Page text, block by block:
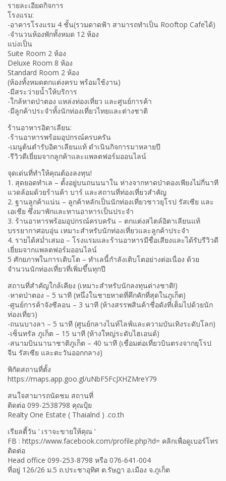
รายละเอียดกิจการ
โรงแรม:
-อาคารโรงแรม 4 ชั้น(รวมดาดฟ้า สามารถทำเป็น Rooftop Cafeได้)
-จำนวนห้องพักทั้งหมด 12 ห้อง
แบ่งเป็น
Suite Room 2 ห้อง
Deluxe Room 8 ห้อง
Standard Room 2 ห้อง
(ห้องทั้งหมดตกแต่งครบ พร้อมใช้งาน)
-มีสระว่ายน้ำให้บริการ
-ใกล้หาดป่าตอง แหล่งท่องเที่ยว และศูนย์การค้า
-มีลูกค้าประจำทั้งนักท่องเที่ยวไทยและต่างชาติ
ร้านอาหารอิตาเลียน:
-ร้านอาหารพร้อมอุปกรณ์ครบครัน
-เมนูต้นตำรับอิตาเลียนแท้ ดำเนินกิจการมาหลายปี
-รีวิวดีเยี่ยมจากลูกค้าและแพลตฟอร์มออนไลน์
จุดเด่นที่ทำให้คุณต้องลงทุน!
1. สุดยอดทำเล – ตั้งอยู่บนถนนนาใน ห่างจากหาดป่าตองเพียงไม่กี่นาที
แวดล้อมด้วยร้านค้า บาร์ และสถานที่ท่องเที่ยวสำคัญ
2. ฐานลูกค้าแน่น – ลูกค้าหลักเป็นนักท่องเที่ยวชาวยุโรป รัสเซีย และ
เอเชีย ซึ่งมาพักและทานอาหารเป็นประจำ
3. ร้านอาหารพร้อมอุปกรณ์ครบครัน – ตกแต่งสไตล์อิตาเลียนแท้
บรรยากาศอบอุ่น เหมาะสำหรับนักท่องเที่ยวและลูกค้าประจำ
4. รายได้สม่ำเสมอ – โรงแรมและร้านอาหารมีชื่อเสียงและได้รับรีวิวดี
เยี่ยมจากแพลตฟอร์มออนไลน์
5 ศักยภาพในการเติบโต – ทำเลนี้กำลังเติบโตอย่างต่อเนื่อง ด้วย
จำนวนนักท่องเที่ยวที่เพิ่มขึ้นทุกปี
สถานที่สำคัญใกล้เคียง (เหมาะสำหรับนักลงทุนต่างชาติ!)
-หาดป่าตอง – 5 นาที (หนึ่งในชายหาดที่คึกคักที่สุดในภูเก็ต)
-ศูนย์การค้าจังซีลอน – 3 นาที (ห้างสรรพสินค้าชื่อดังที่เต็มไปด้วยนัก
ท่องเที่ยว)
-ถนนบางลา – 5 นาที (ศูนย์กลางไนท์ไลฟ์และความบันเทิงระดับโลก)
-เซ็นทรัล ภูเก็ต – 15 นาที (ห้างใหญ่ระดับไฮเอนด์)
-สนามบินนานาชาติภูเก็ต – 40 นาที (เชื่อมต่อเที่ยวบินตรงจากยุโรป
จีน รัสเซีย และตะวันออกกลาง)
พิกัดสถานที่ตั้ง
https://maps.app.goo.gl/uNbF5FcJXHZMreY79
สนใจสามารถนัดชม สถานที่
ติดต่อ 099-2538798 คุณปุ้ย
Realty One Estate ( Thaialnd ) .co.th
เรียลตี้วัน ‘ เราจะขายให้คุณ ‘
FB : https://www.facebook.com/profile.php?id= คลิกเพื่อดูเบอร์โทร
ติดต่อ
Head office 099-253-8798 หรือ 076-641-004
ที่อยู่ 126/26 ม.5 ถ.ประชาอุทิศ ต.รัษฎา อ.เมือง จ.ภูเก็ต